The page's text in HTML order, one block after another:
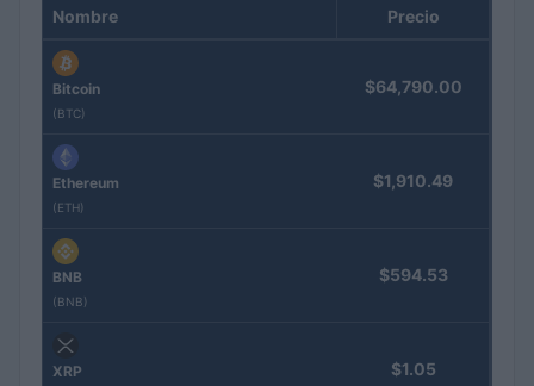
Nombre Precio
Bitcoin
(BTC)
$64,790.00
Ethereum
(ETH)
$1,910.49
BNB
(BNB)
$594.53
XRP $1.05